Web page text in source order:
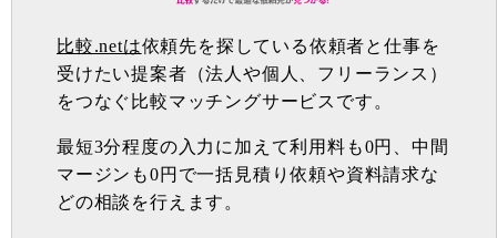
比較.netは依頼先を探している依頼者と仕事を
受けたい提案者（法人や個人、フリーランス）
をつなぐ比較マッチングサービスです。
最短3分程度の入力に加えて利用料も0円、中間
マージンも0円で一括見積り依頼や資料請求な
どの相談を行えます。